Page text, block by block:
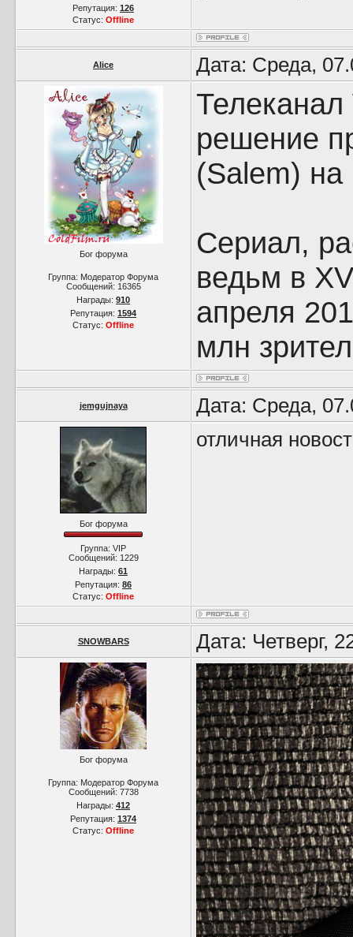
Репутация: 126
Статус: Offline
Alice Дата: Среда,
Бог форума
Группа: Модератор Форума
Сообщений: 16365
Награды: 910
Репутация: 1594
Статус: Offline
решение
(Salem) на
Сериал,
ведьм в
апреля
млн
jemgujnaya Дата: Среда,
Бог форума
Группа: VIP
Сообщений: 1229
Награды: 61
Репутация: 86
Статус: Offline
отличная
SNOWBARS Дата: Четверг,
Бог форума
Группа: Модератор Форума
Сообщений: 7738
Награды: 412
Репутация: 1374
Статус: Offline